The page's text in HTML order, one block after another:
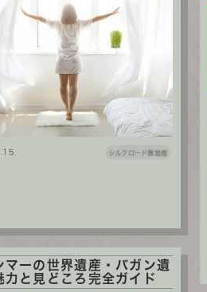
シルクロード舞踏館
マーの世界遺産・バガン遺
力と見どころ完全ガイド